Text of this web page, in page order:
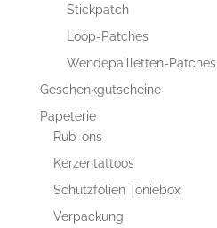
Stickpatch
Loop-Patches
Wendepailletten-Patches
Geschenkgutscheine
Papeterie
Rub-ons
Kerzentattoos
Schutzfolien Toniebox
Verpackung